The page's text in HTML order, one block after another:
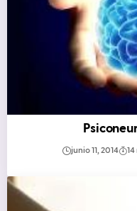
junio 11, 2014